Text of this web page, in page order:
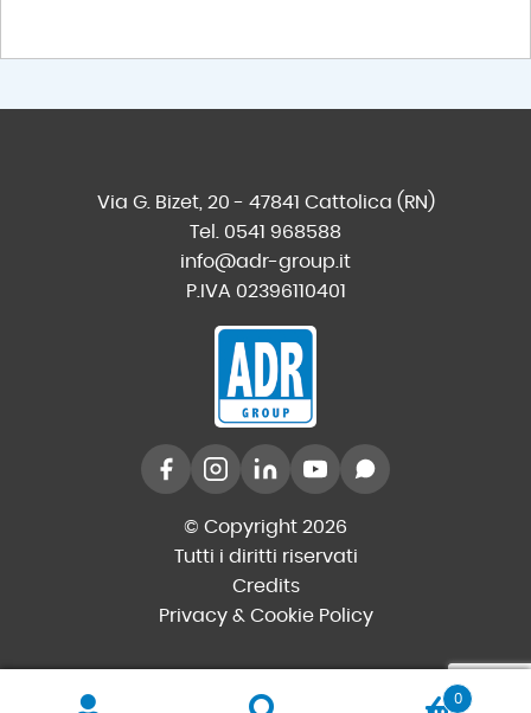
Via G. Bizet, 20 - 47841 Cattolica (RN)
Tel. 0541 968588
info@adr-group.it
P.IVA 02396110401
© Copyright 2026
Tutti i diritti riservati
Credits
Privacy & Cookie Policy
0